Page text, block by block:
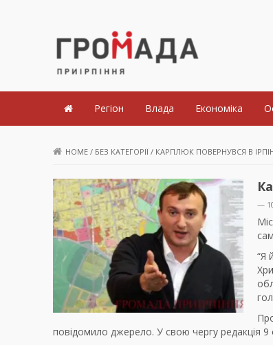
Громада
Регіон Влада Економіка
HOME / БЕЗ КАТЕГОРІЇ / КАРПЛЮК ПОВЕРНУВСЯ В
—
“Я
повідомило джерело. У свою чергу редакція